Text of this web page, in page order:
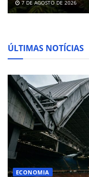
7 DE AGOSTO DE 2026
ÚLTIMAS NOTÍCIAS
ECONOMIA